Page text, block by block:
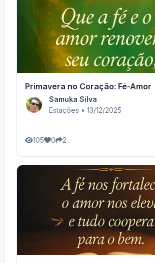
Primavera no Coração: Fé-Amor
Samuka Silva
Estações • 13/12/2025
105 0 2